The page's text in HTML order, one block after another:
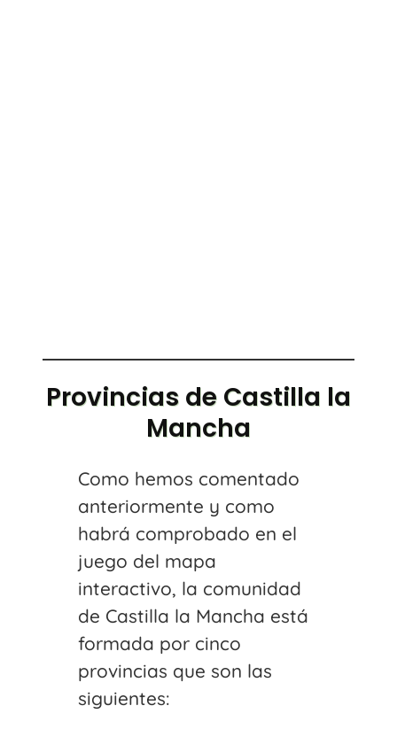
Provincias de Castilla la
Mancha
Como hemos comentado
anteriormente y como
habrá comprobado en el
juego del mapa
interactivo, la comunidad
de Castilla la Mancha está
formada por cinco
provincias que son las
siguientes: